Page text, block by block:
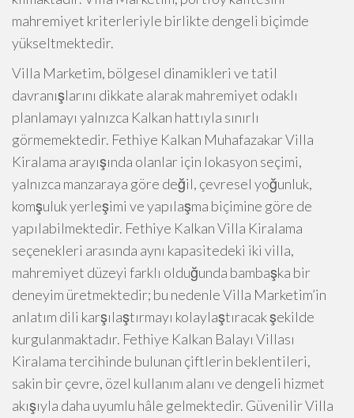
mahremiyet kriterleriyle birlikte dengeli biçimde
yükseltmektedir.
Villa Marketim, bölgesel dinamikleri ve tatil
davranışlarını dikkate alarak mahremiyet odaklı
planlamayı yalnızca Kalkan hattıyla sınırlı
görmemektedir. Fethiye Kalkan Muhafazakar Villa
Kiralama arayışında olanlar için lokasyon seçimi,
yalnızca manzaraya göre değil, çevresel yoğunluk,
komşuluk yerleşimi ve yapılaşma biçimine göre de
yapılabilmektedir. Fethiye Kalkan Villa Kiralama
seçenekleri arasında aynı kapasitedeki iki villa,
mahremiyet düzeyi farklı olduğunda bambaşka bir
deneyim üretmektedir; bu nedenle Villa Marketim’in
anlatım dili karşılaştırmayı kolaylaştıracak şekilde
kurgulanmaktadır. Fethiye Kalkan Balayı Villası
Kiralama tercihinde bulunan çiftlerin beklentileri,
sakin bir çevre, özel kullanım alanı ve dengeli hizmet
akışıyla daha uyumlu hâle gelmektedir. Güvenilir Villa